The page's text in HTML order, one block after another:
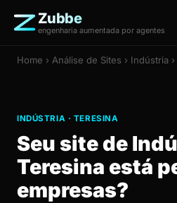
Zubbe
engenharia aumentada por agentes
Home › Análise de Sites › Indústria
INDÚSTRIA · TERESINA
Seu site de
Teresina está
empresas?